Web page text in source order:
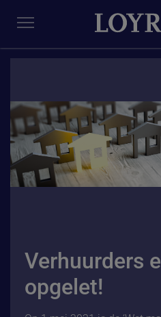
Verhuurders
opgelet!